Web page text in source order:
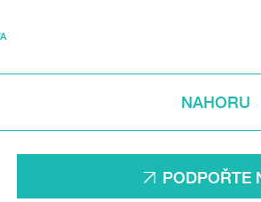
NAHORU
PODPOŘTE